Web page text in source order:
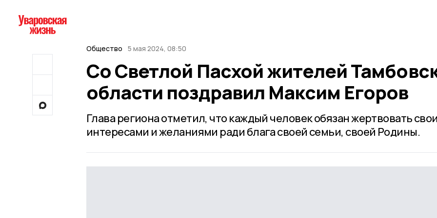
Общество 5 мая 2024, 08:50
Со Светлой Пасхой жителей
области поздравил Максим Егоров
Глава региона отметил, что каждый человек обязан жертвовать
интересами и желаниями ради блага своей семьи, своей Родины.